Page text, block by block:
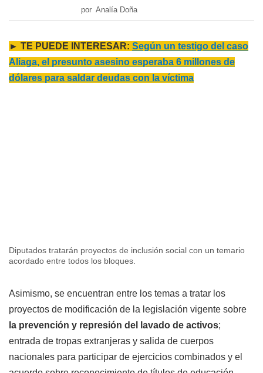
por Analía Doña
► TE PUEDE INTERESAR: Según un testigo del caso
Aliaga, el presunto asesino esperaba 6 millones de
dólares para saldar deudas con la víctima
Diputados tratarán proyectos de inclusión social con un temario
acordado entre todos los bloques.
Asimismo, se encuentran entre los temas a tratar los
proyectos de modificación de la legislación vigente sobre
la prevención y represión del lavado de activos;
entrada de tropas extranjeras y salida de cuerpos
nacionales para participar de ejercicios combinados y el